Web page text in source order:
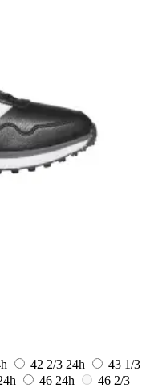
42 2/3 24h
43 1/3
46 24h
46 2/3